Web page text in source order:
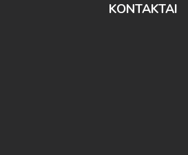
KONTAKTAI